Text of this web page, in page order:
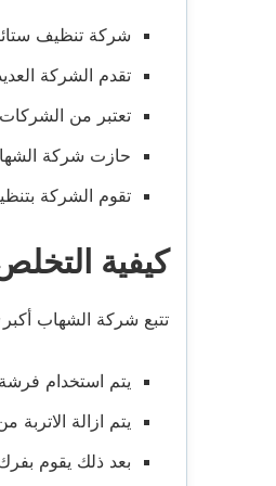
شركة تنظيف
تقدم الشركة
تعتبر من
حازت شركة
تقوم الشركة
كيفية
تتبع شركة الشهاب أكبر
يتم استخدام
يتم ازالة الاتربة
بعد ذلك يقوم